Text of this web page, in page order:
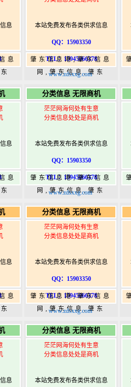
息
息
本站免费发布各类供求信息
QQ：15903350
TEL：15945066378
肇东信息港,肇东信息
网,肇东信息,肇东
港
www.zdsxxg.com
息
息
分类信息 无限商机
茫茫网海何处有生意
分类信息处处是商机
本站免费发布各类供求信息
QQ：15903350
TEL：15945066378
肇东信息港,肇东信息
网,肇东信息,肇东
港
www.zdsxxg.com
息
息
分类信息 无限商机
茫茫网海何处有生意
分类信息处处是商机
本站免费发布各类供求信息
QQ：15903350
TEL：15945066378
肇东信息港,肇东信息
网,肇东信息,肇东
港
www.zdsxxg.com
息
分类信息 无限商机
茫茫网海何处有生意
分类信息处处是商机
本站免费发布各类供求信息